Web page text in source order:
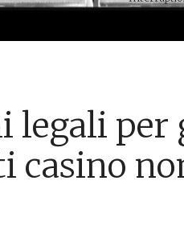
legali per
casino